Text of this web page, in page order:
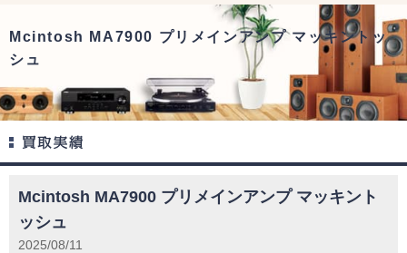
Mcintosh MA7900 プリメインアンプ マッキントッ
シュ
Mcintosh MA7900 プリメインアンプ マッキント
ッシュ
2025/08/11